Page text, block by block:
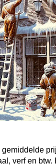
gemiddelde
verf en